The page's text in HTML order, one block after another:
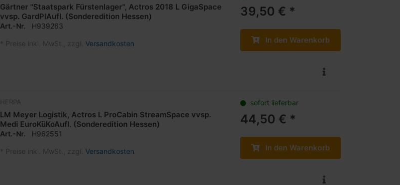
Gärtner "Staatspark Fürstenlager", Actros 2018 L GigaSpace
vvsp. GardPlAufl. (Sonderedition Hessen)
Art.-Nr. H939263
* Preise inkl. MwSt., zzgl. Versandkosten
39,50 € *
In den Warenkorb
HERPA
LM Meyer Logistik, Actros L ProCabin StreamSpace vvsp.
Medi EuroKüKoAufl. (Sonderedition Hessen)
Art.-Nr. H962551
* Preise inkl. MwSt., zzgl. Versandkosten
sofort lieferbar
44,50 € *
In den Warenkorb